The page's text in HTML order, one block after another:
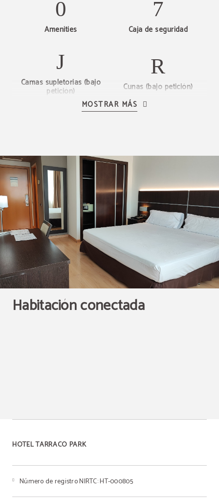
Amenities Caja de seguridad
Camas supletorias (bajo
petición) Cunas (bajo petición)
Secador de pelo
TV LCD
Armario
MOSTRAR MÁS
Habitación conectada
HOTEL TARRACO PARK
Número de registro NIRTC: HT-000805